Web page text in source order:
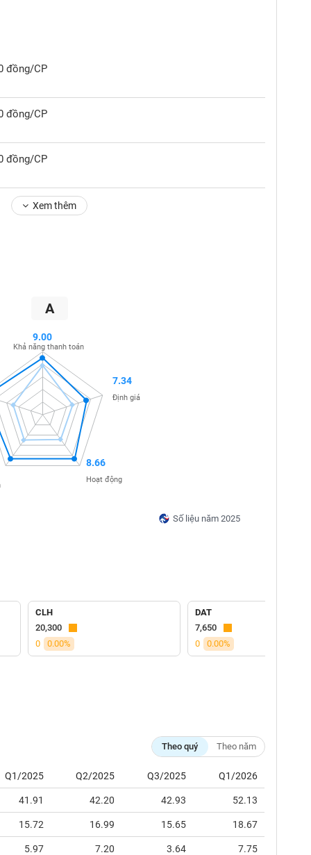
đồng/CP
đồng/CP
đồng/CP
Xem thêm
A
Số liệu năm 2025
9.00
Khả năng thanh toán
7.34
Định giá
8.66
Hoạt động
CLH
20,300
0
0.00%
DAT
7,650
0
0.00%
Theo quý Theo năm
Q1/2025 Q2/2025 Q3/2025 Q1/2026
41.91 42.20 42.93 52.13
15.72 16.99 15.65 18.67
5.97 7.20 3.64 7.75